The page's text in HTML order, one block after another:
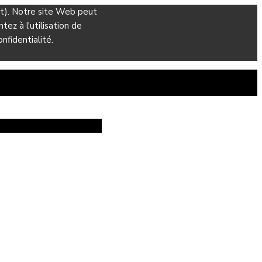
Notre site Web peut
à l'utilisation de